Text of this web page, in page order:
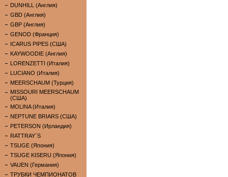
DUNHILL (Англия)
GBD (Англия)
GBP (Англия)
GENOD (Франция)
ICARUS PIPES (США)
KAYWOODIE (Англия)
LORENZETTI (Италия)
LUCIANO (Италия)
MEERSCHAUM (Турция)
MISSOURI MEERSCHAUM
(США)
MOLINA (Италия)
NEPTUNE BRIARS (США)
PETERSON (Ирландия)
RATTRAY`S
TSUGE (Япония)
TSUGE KISERU (Япония)
VAUEN (Германия)
ТРУБКИ ЧЕМПИОНАТОВ